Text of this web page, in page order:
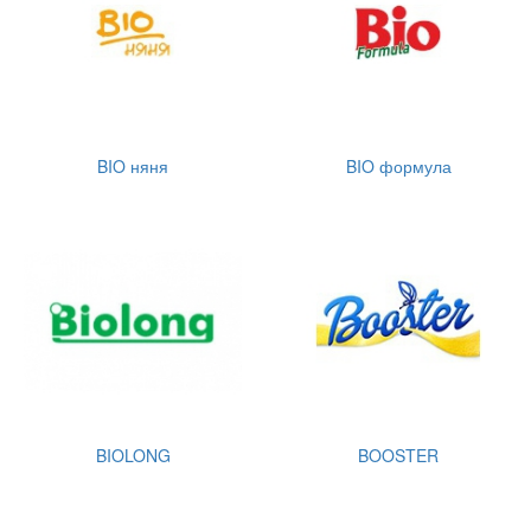
BIO няня BIO формула
BIOLONG BOOSTER